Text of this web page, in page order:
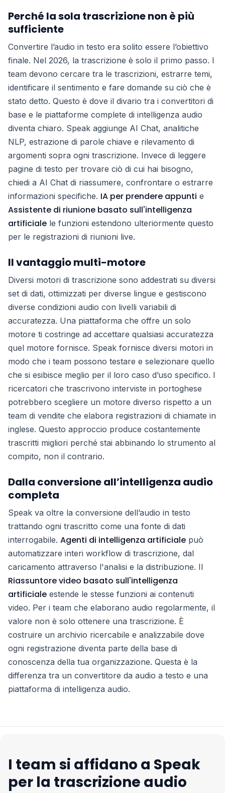
Perché la sola trascrizione non è più
sufficiente
Convertire l’audio in testo era solito essere l’obiettivo
finale. Nel 2026, la trascrizione è solo il primo passo. I
team devono cercare tra le trascrizioni, estrarre temi,
identificare il sentimento e fare domande su ciò che è
stato detto. Questo è dove il divario tra i convertitori di
base e le piattaforme complete di intelligenza audio
diventa chiaro. Speak aggiunge AI Chat, analitiche
NLP, estrazione di parole chiave e rilevamento di
argomenti sopra ogni trascrizione. Invece di leggere
pagine di testo per trovare ciò di cui hai bisogno,
chiedi a AI Chat di riassumere, confrontare o estrarre
informazioni specifiche. IA per prendere appunti e
Assistente di riunione basato sull'intelligenza
artificiale le funzioni estendono ulteriormente questo
per le registrazioni di riunioni live.
Il vantaggio multi-motore
Diversi motori di trascrizione sono addestrati su diversi
set di dati, ottimizzati per diverse lingue e gestiscono
diverse condizioni audio con livelli variabili di
accuratezza. Una piattaforma che offre un solo
motore ti costringe ad accettare qualsiasi accuratezza
quel motore fornisce. Speak fornisce diversi motori in
modo che i team possono testare e selezionare quello
che si esibisce meglio per il loro caso d’uso specifico. I
ricercatori che trascrivono interviste in portoghese
potrebbero scegliere un motore diverso rispetto a un
team di vendite che elabora registrazioni di chiamate in
inglese. Questo approccio produce costantemente
trascritti migliori perché stai abbinando lo strumento al
compito, non il contrario.
Dalla conversione all’intelligenza audio
completa
Speak va oltre la conversione dell’audio in testo
trattando ogni trascritto come una fonte di dati
interrogabile. Agenti di intelligenza artificiale può
automatizzare interi workflow di trascrizione, dal
caricamento attraverso l'analisi e la distribuzione. Il
Riassuntore video basato sull'intelligenza
artificiale estende le stesse funzioni ai contenuti
video. Per i team che elaborano audio regolarmente, il
valore non è solo ottenere una trascrizione. È
costruire un archivio ricercabile e analizzabile dove
ogni registrazione diventa parte della base di
conoscenza della tua organizzazione. Questa è la
differenza tra un convertitore da audio a testo e una
piattaforma di intelligenza audio.
I team si affidano a Speak
per la trascrizione audio